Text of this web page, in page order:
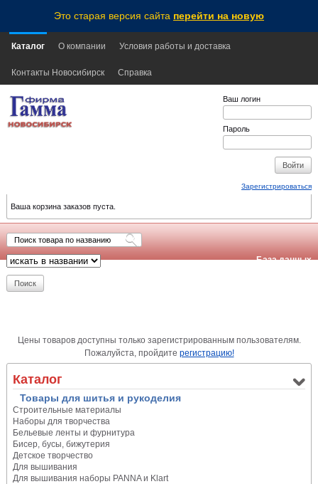
Это старая версия сайта перейти на новую
Каталог О компании Условия работы и доставка
Контакты Новосибирск Справка
Ваш логин
Пароль
Зарегистрироваться
Ваша корзина заказов пуста.
База данных
Цены товаров доступны только зарегистрированным пользователям.
Пожалуйста, пройдите регистрацию!
Каталог
Товары для шитья и рукоделия
Строительные материалы
Наборы для творчества
Бельевые ленты и фурнитура
Бисер, бусы, бижутерия
Детское творчество
Для вышивания
Для вышивания наборы PANNA и Klart